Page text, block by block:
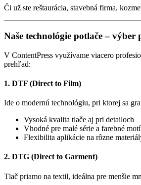
Či už ste reštaurácia, stavebná firma,
Naše technológie potlače –
V ContentPress využívame viacero
prehľad:
1. DTF (Direct to Film)
Ide o modernú technológiu, pri ktorej sa
Vysoká kvalita tlače aj pri detailoch
Vhodné pre malé série a farebné
Flexibilita aplikácie na rôzne
2. DTG (Direct to Garment)
Tlač priamo na textil, ideálna pre menšie